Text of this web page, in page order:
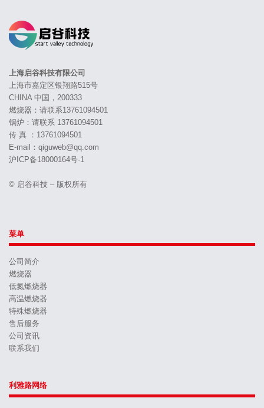
上海启谷科技有限公司
上海市嘉定区银翔路515号
CHINA 中国，200333
燃烧器：请联系13761094501
锅炉：请联系 13761094501
传 真 ：13761094501
E-mail：qiguweb@qq.com
沪ICP备18000164号-1
© 启谷科技 – 版权所有
菜单
公司简介
燃烧器
低氮燃烧器
高温燃烧器
特殊燃烧器
售后服务
公司资讯
联系我们
利雅路网络